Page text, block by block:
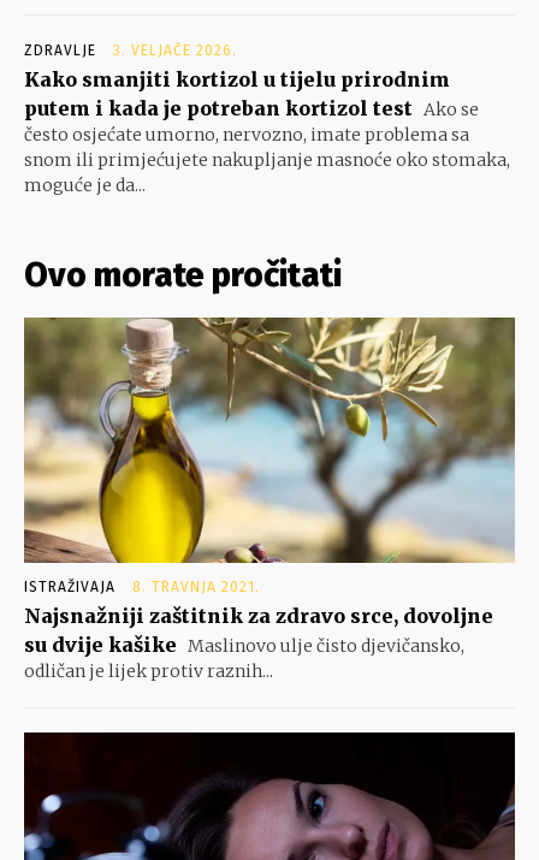
ZDRAVLJE 3. VELJAČE 2026.
Kako smanjiti kortizol u tijelu prirodnim
putem i kada je potreban kortizol test Ako se
često osjećate umorno, nervozno, imate problema sa
snom ili primjećujete nakupljanje masnoće oko stomaka,
moguće je da...
Ovo morate pročitati
ISTRAŽIVAJA 8. TRAVNJA 2021.
Najsnažniji zaštitnik za zdravo srce, dovoljne
su dvije kašike Maslinovo ulje čisto djevičansko,
odličan je lijek protiv raznih...